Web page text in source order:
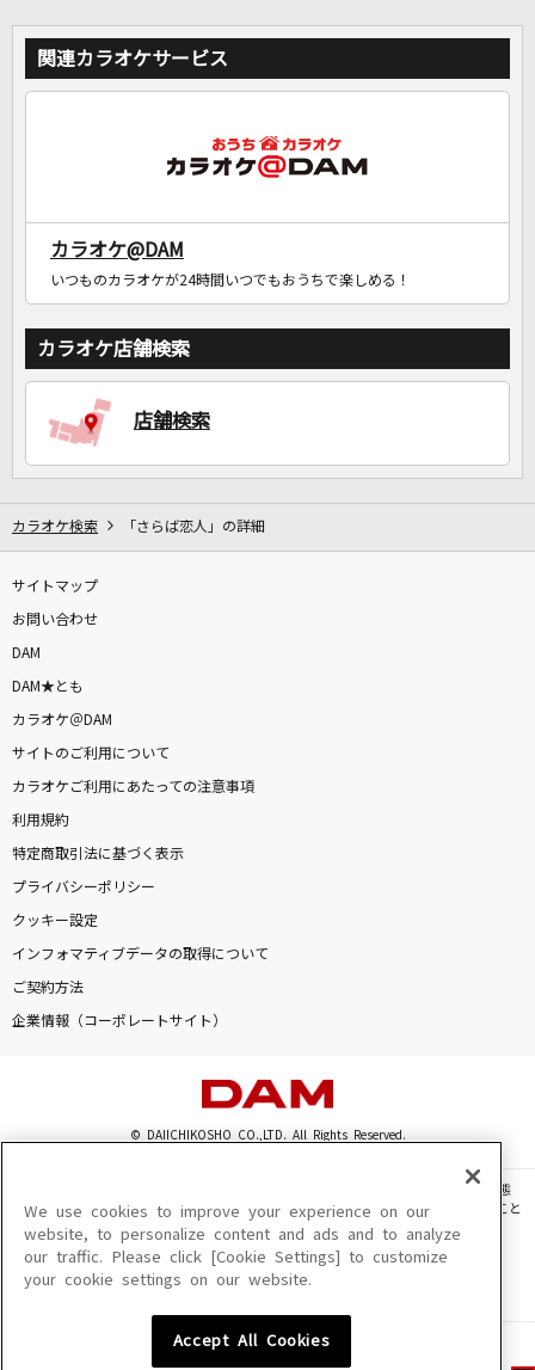
家族や友達と一緒に！練習にも！
関連カラオケサービス
カラオケ@DAM
いつものカラオケが24時間いつでもおうちで楽しめる！
カラオケ店舗検索
店舗検索
カラオケ検索 「さらば恋人」の詳細
サイトマップ
お問い合わせ
DAM
DAM★とも
カラオケ＠DAM
サイトのご利用について
カラオケご利用にあたっての注意事項
利用規約
特定商取引法に基づく表示
プライバシーポリシー
クッキー設定
インフォマティブデータの取得について
ご契約方法
企業情報（コーポレートサイト）
© DAIICHIKOSHO CO.,LTD. All Rights Reserved.
このサイトに掲載されている一切の文章・画像・写真・動画・音声等を、手段や形態
を問わず、著作権法の定める範囲を超えて無断で複製、転載、ファイル化などすること
を禁じます。
楽曲及びコンテンツは、機種によりご利用いただけない場合があります。
楽曲及びコンテンツの配信日、配信内容が変更になる場合があります。
We use cookies to improve your experience on our
website, to personalize content and ads and to analyze
our traffic. Please click [Cookie Settings] to customize
your cookie settings on our website.
Accept All Cookies